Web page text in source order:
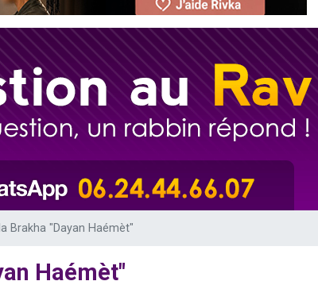
son Maasser
de faire un don pour 5 jours de vacances aux Orphelins
de nous rejoindre sur WhatsApp
de demander une bénédiction
pour étudier en groupe sur Zoom
dans Torah-Box Music
de demander une bénédiction
Brakha "Dayan Haémèt"
Haémèt"